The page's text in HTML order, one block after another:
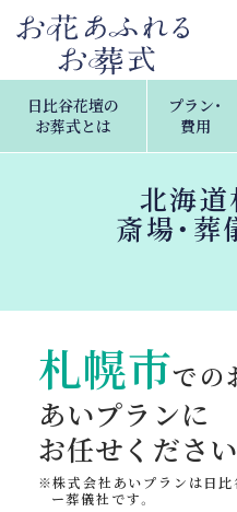
日比谷花壇の
お葬式とは
プラン・
費用
北海道
斎場・
札幌市での
あいプランに
お任せください
株式会社あいプランは日
ー葬儀社です。